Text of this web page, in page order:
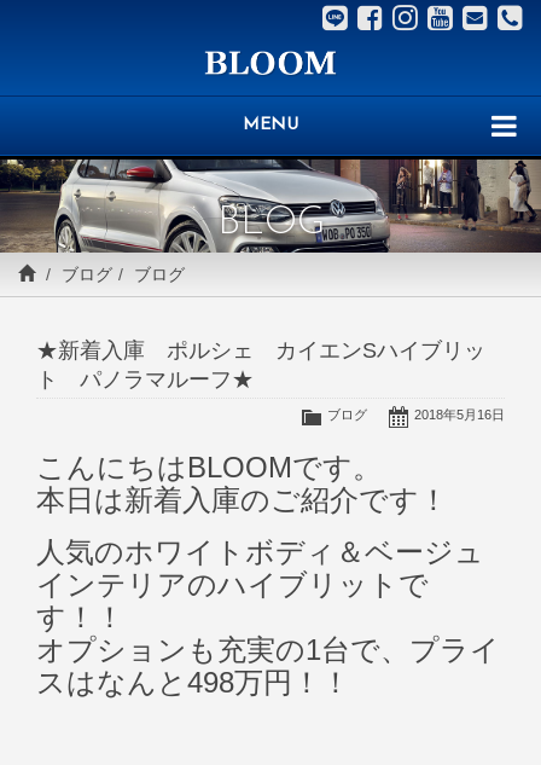
MENU
BLOG
ブログ ブログ
★新着入庫 ポルシェ カイエンSハイブリッ
ト パノラマルーフ★
2018年5月16日
ブログ
こんにちはBLOOMです。
本日は新着入庫のご紹介です！
人気のホワイトボディ＆ベージュ
インテリアのハイブリットで
す！！
オプションも充実の1台で、プライ
スはなんと498万円！！